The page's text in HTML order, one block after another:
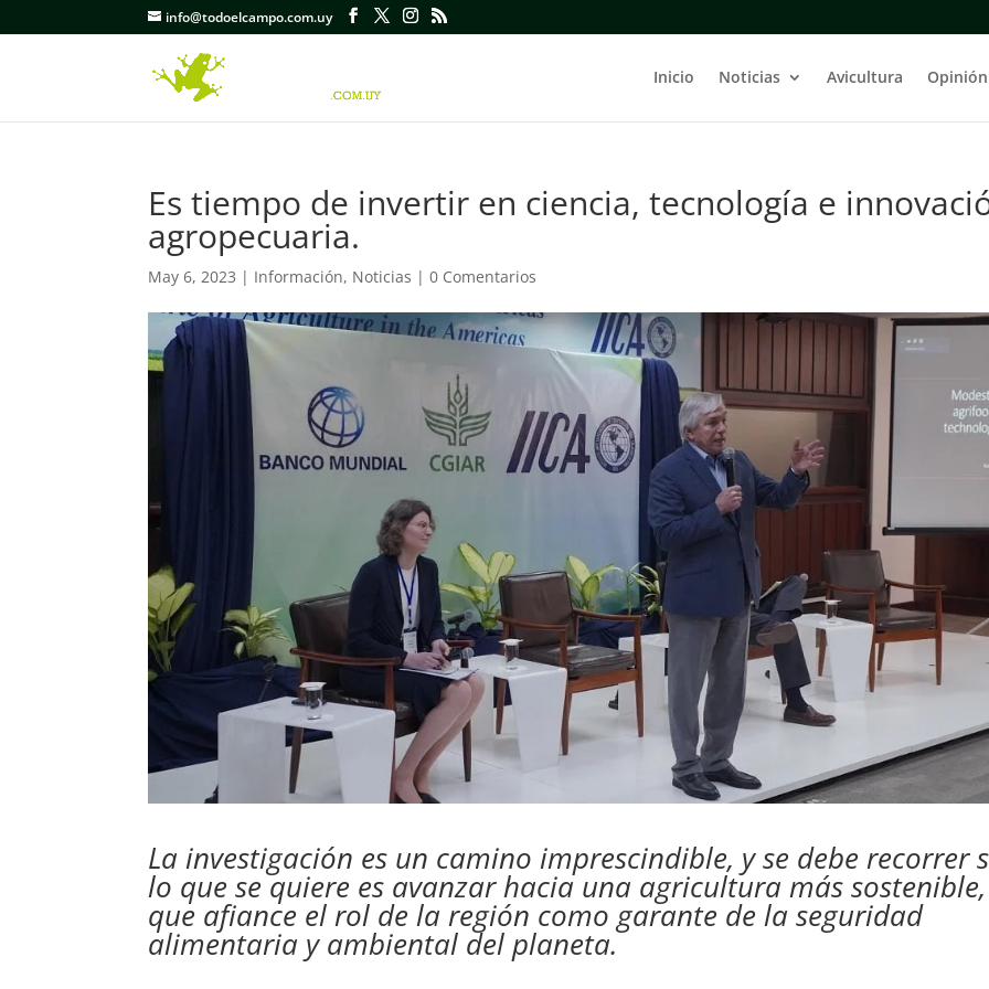
info@todoelcampo.com.uy
Inicio Noticias Avicultura Opinión
Es tiempo de invertir en ciencia, tecnología e
agropecuaria.
May 6, 2023 | Información, Noticias |0 Comentarios
La investigación es un camino imprescindible, y se debe recorrer
lo que se quiere es avanzar hacia una agricultura más sostenible,
que afiance el rol de la región como garante de la seguridad
alimentaria y ambiental del planeta.